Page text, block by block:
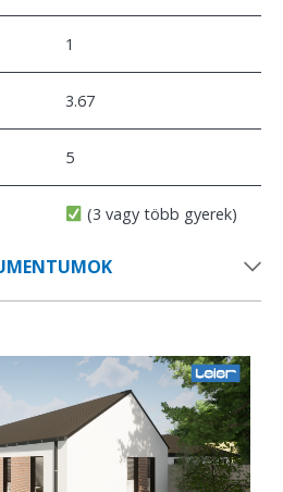
1
3.67
5
(3 vagy több gyerek)